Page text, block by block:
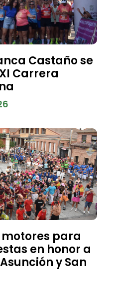
Castaño se
Carrera
para
en honor a
y San